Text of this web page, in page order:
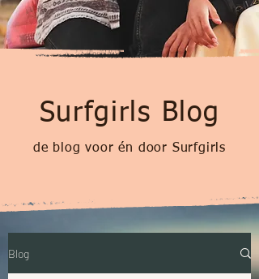
Surfgirls Blog
de blog voor én door Surfgirls
Blog